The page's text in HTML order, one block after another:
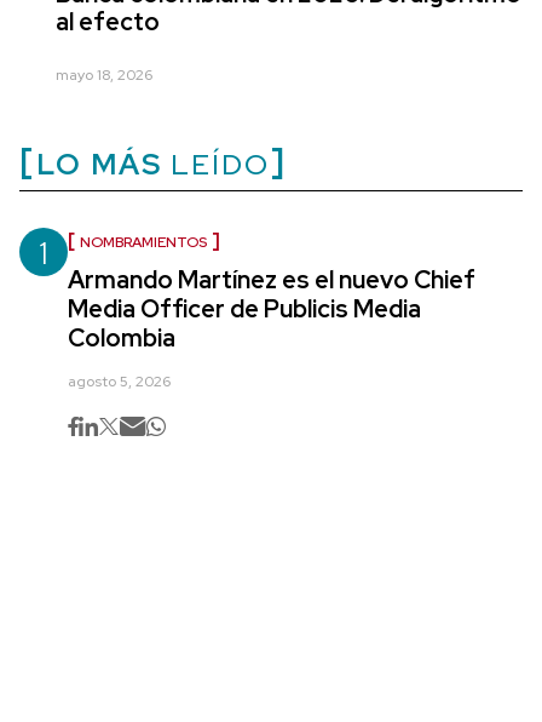
al efecto
mayo 18, 2026
LO MÁS LEÍDO
1 NOMBRAMIENTOS
Armando Martínez es el nuevo Chief
Media Officer de Publicis Media
Colombia
agosto 5, 2026